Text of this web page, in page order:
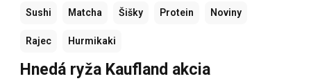
Sushi Matcha Šišky Protein Noviny
Rajec Hurmikaki
Hnedá ryža Kaufland akcia